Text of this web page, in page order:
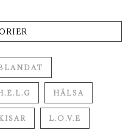
HÄLSA
L.O.V.E